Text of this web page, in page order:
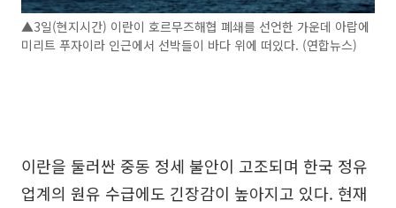
▲3일(현지시간) 이란이 호르무즈해협 폐쇄를 선언한 가운데 아랍에
미리트 푸자이라 인근에서 선박들이 바다 위에 떠있다. (연합뉴스)
이란을 둘러싼 중동 정세 불안이 고조되며 한국 정유
업계의 원유 수급에도 긴장감이 높아지고 있다. 현재